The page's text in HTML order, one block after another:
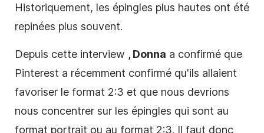
Historiquement, les épingles plus hautes ont été
repinées plus souvent.
Depuis cette interview , Donna a confirmé que
Pinterest a récemment confirmé qu'ils allaient
favoriser le format 2:3 et que nous devrions
nous concentrer sur les épingles qui sont au
format portrait ou au format 2:3. Il faut donc